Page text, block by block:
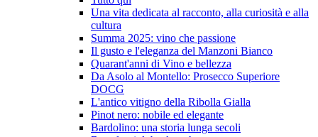
Una vita dedicata al racconto, alla curiosità e alla
cultura
Summa 2025: vino che passione
Il gusto e l'eleganza del Manzoni Bianco
Quarant'anni di Vino e bellezza
Da Asolo al Montello: Prosecco Superiore
DOCG
L'antico vitigno della Ribolla Gialla
Pinot nero: nobile ed elegante
Bardolino: una storia lunga secoli